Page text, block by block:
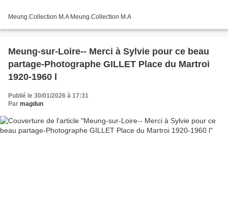
Meung.Collection M.A Meung.Collection M.A
Meung-sur-Loire-- Merci à Sylvie pour ce beau
partage-Photographe GILLET Place du Martroi
1920-1960 l
Publié le 30/01/2026 à 17:31
Par magdun